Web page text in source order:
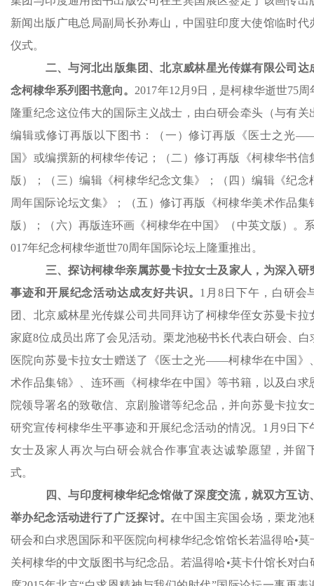
新闻出版广电总局副局长孙寿山，中国驻印度大使馆临时代
仪式。
二、与河北出版集团、北京威林星光传媒有限公司达
念柯棣华系列图书意向。 2017年12月9日，是柯棣华逝世75
隆重纪念这位伟大的国际主义战士，由白研会牵头（与有关
编辑或修订再版以下图书：（一）修订再版《医士之光
国》或编撰新的柯棣华传记；（二）修订再版《柯棣华书信
版）；（三）编辑《柯棣华纪念文集》；（四）编辑《纪念
周年国际论坛文集》；（五）修订再版《柯棣华美术作品集
版）；（六）再版连环画《柯棣华在中国》（中英文版）。
017年纪念柯棣华逝世70周年国际论坛上隆重推出。
三、探访柯棣华亲属苏曼卡拉女士及家人，为深入研
事迹和开展纪念活动达成友好共识。 1月8日下午，白研会
团、北京威林星光传媒公司共同拜访了柯棣华侄女苏曼卡拉
家庭8位成员出席了会见活动。栗龙池秘书长代表白研会、白
医院向苏曼卡拉女士赠送了《医士之光——柯棣华在中国》
术作品集锦》、连环画《柯棣华在中国》等书籍，以及白求
院领导署名的致敬信、京剧脸谱等纪念品，并向苏曼卡拉女
研究宣传柯棣华生平事迹和开展纪念活动的情况。1月9日下
女士及家人再次与白研会就合作事宜表达诚挚愿望，并留
式。
四、与印度柯棣华纪念馆做了深度交流，就双方互访
举办纪念活动进行了广泛探讨。在中国主宾国会场，栗龙池
研会和白求恩国际和平医院向柯棣华纪念馆馆长若温得哈•莫
关柯棣华的中文版图书与纪念品。若温得哈•莫卡什馆长对白